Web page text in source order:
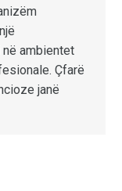
ambientet
Çfarë
janë